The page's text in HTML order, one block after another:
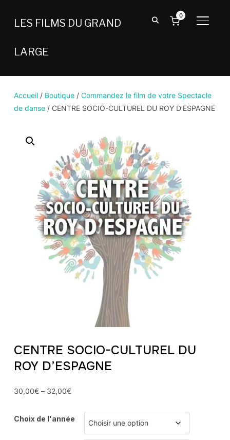
LES FILMS DU GRAND
LARGE
0
Accueil/ Boutique/ Commandez le film de votre Spectacle
de danse/ CENTRE SOCIO-CULTUREL DU ROY D’ESPAGNE
CENTRE SOCIO-CULTUREL DU
ROY D’ESPAGNE
30,00€– 32,00€
Choix de l'année